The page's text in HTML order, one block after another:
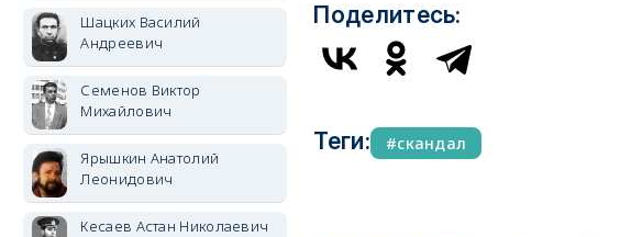
Поделитесь:
Теги: скандал
Шацких Василий
Андреевич
Семенов Виктор
Михайлович
Ярышкин Анатолий
Леонидович
Кесаев Астан Николаевич